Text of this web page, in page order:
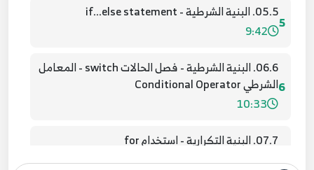
5
05.5. البنية الشرطية - if...else statement
9:42
6
06.6. البنية الشرطية - فصل الحالات switch - المعامل
الشرطي Conditional Operator
10:33
07.7. البنية التكرارية - استخدام for
7:52